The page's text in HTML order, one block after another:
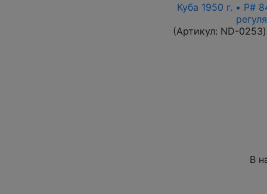
Куба 1950 г. • P#
(Артикул: ND-0253)
В